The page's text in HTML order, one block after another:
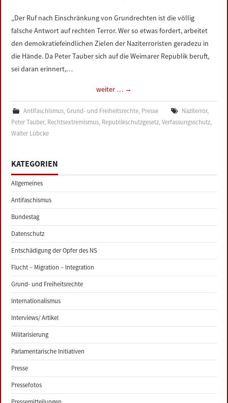
„Der Ruf nach Einschränkung von Grundrechten ist die völlig
falsche Antwort auf rechten Terror. Wer so etwas fordert, arbeitet
den demokratiefeindlichen Zielen der Naziterroristen geradezu in
die Hände. Da Peter Tauber sich auf die Weimarer Republik beruft,
sei daran erinnert,…
weiter … →
Antifaschismus, Grund- und Freiheitsrechte, Presse Naziterror,
Peter Tauber, Rechtsextremismus, Republikschutzgesetz,Verfassungsschutz,
Walter Lübcke
KATEGORIEN
Allgemeines
Antifaschismus
Bundestag
Datenschutz
Entschädigung der Opfer des NS
Flucht – Migration – Integration
Grund- und Freiheitsrechte
Internationalismus
Interviews/ Artikel
Militarisierung
Parlamentarische Initiativen
Presse
Pressefotos